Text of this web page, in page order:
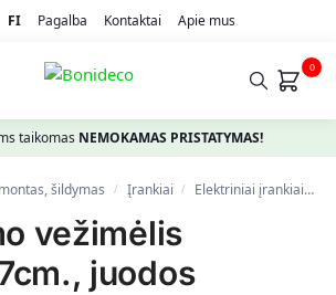
FI Pagalba Kontaktai Apie mus
0
taikomas NEMOKAMAS PRISTATYMAS!
šildymas / Įrankiai / Elektriniai įrankiai
vežimėlis
juodos